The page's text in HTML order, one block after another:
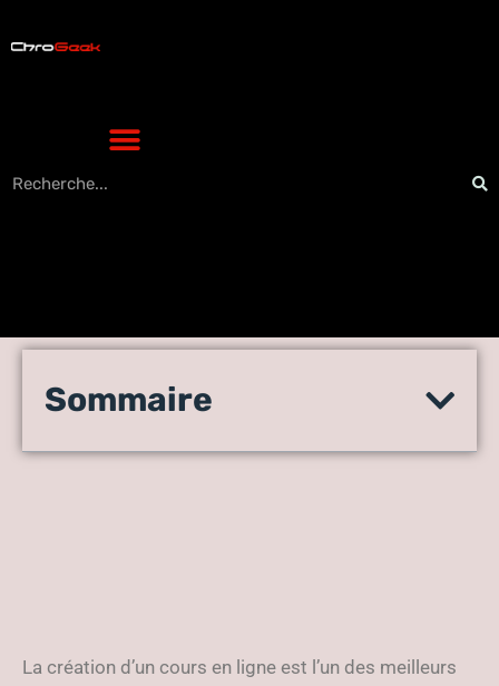
Pourquoi j’ai choisi
WordPress Course Lady
Sommaire
La création d’un cours en ligne est l’un des meilleurs